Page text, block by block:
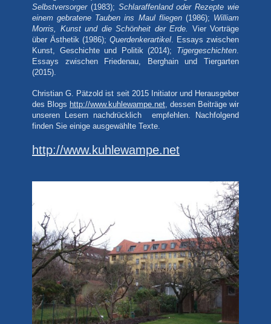
Selbstversorger(1983); Schlaraffenland oder Rezepte wie
einem gebratene Tauben ins Maul fliegen(1986); William
Morris, Kunst und die Schönheit der Erde.
Vier Vorträge
über Ästhetik (1986); Querdenkerartikel . Essays zwischen
Kunst, Geschichte und Politik (2014); Tigergeschichten
Essays zwischen Friedenau, Berghain und Tiergarten
(2015).
Christian G. Pätzold ist seit 2015 Initiator und Herausgeber
des Blogs http://www.kuhlewampe.net , dessen Beiträge wir
unseren Lesern nachdrücklich empfehlen. Nachfolgend
finden Sie einige ausgewählte Texte.
http://www.kuhlewampe.net